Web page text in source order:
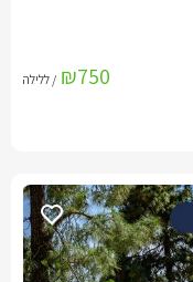
₪750 / ללילה